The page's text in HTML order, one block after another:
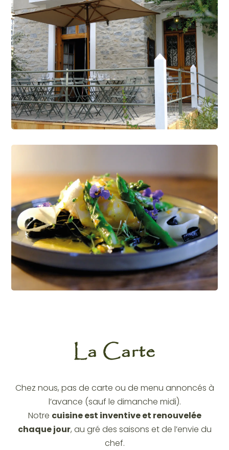
La Carte
Chez nous, pas de carte ou de menu annoncés à
l’avance (sauf le dimanche midi).
Notre cuisine est inventive et renouvelée
chaque jour, au gré des saisons et de l’envie du
chef.